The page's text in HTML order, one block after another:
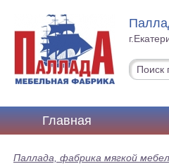
Главная
Паллада, фабрика мягкой